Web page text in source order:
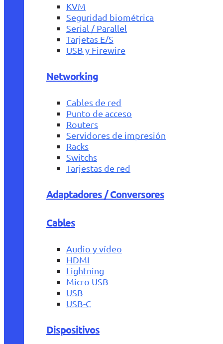
KVM
Seguridad biométrica
Serial / Parallel
Tarjetas E/S
USB y Firewire
Networking
Cables de red
Punto de acceso
Routers
Servidores de impresión
Racks
Switchs
Tarjestas de red
Adaptadores / Conversores
Cables
Audio y vídeo
HDMI
Lightning
Micro USB
USB
USB-C
Dispositivos